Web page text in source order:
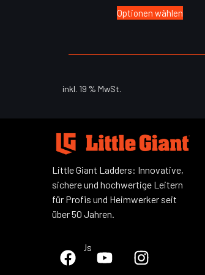
Optionen wählen
inkl. 19 % MwSt.
Little Giant Ladders: Innovative,
sichere und hochwertige Leitern
für Profis und Heimwerker seit
über 50 Jahren.
Follow Us